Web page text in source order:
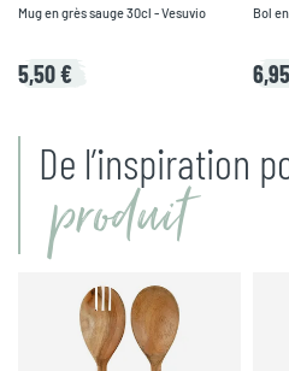
Mug en grès sauge 30cl - Vesuvio
5,50 €
Bol
De l’inspiration
produit